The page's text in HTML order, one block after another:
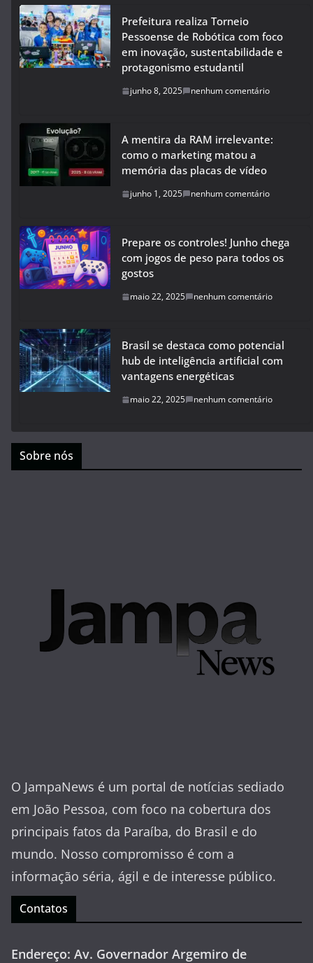
Prefeitura realiza Torneio
Pessoense de Robótica com foco
em inovação, sustentabilidade e
protagonismo estudantil
junho 8, 2025 nenhum comentário
A mentira da RAM irrelevante:
como o marketing matou a
memória das placas de vídeo
junho 1, 2025 nenhum comentário
Prepare os controles! Junho chega
com jogos de peso para todos os
gostos
maio 22, 2025 nenhum comentário
Brasil se destaca como potencial
hub de inteligência artificial com
vantagens energéticas
maio 22, 2025 nenhum comentário
Sobre nós
O JampaNews é um portal de notícias sediado
em João Pessoa, com foco na cobertura dos
principais fatos da Paraíba, do Brasil e do
mundo. Nosso compromisso é com a
informação séria, ágil e de interesse público.
Contatos
Endereço: Av. Governador Argemiro de